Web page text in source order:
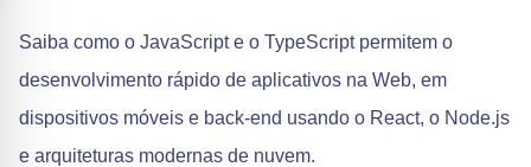
Saiba como o JavaScript e o TypeScript permitem o
desenvolvimento rápido de aplicativos na Web, em
dispositivos móveis e back-end usando o React, o Node.js
e arquiteturas modernas de nuvem.